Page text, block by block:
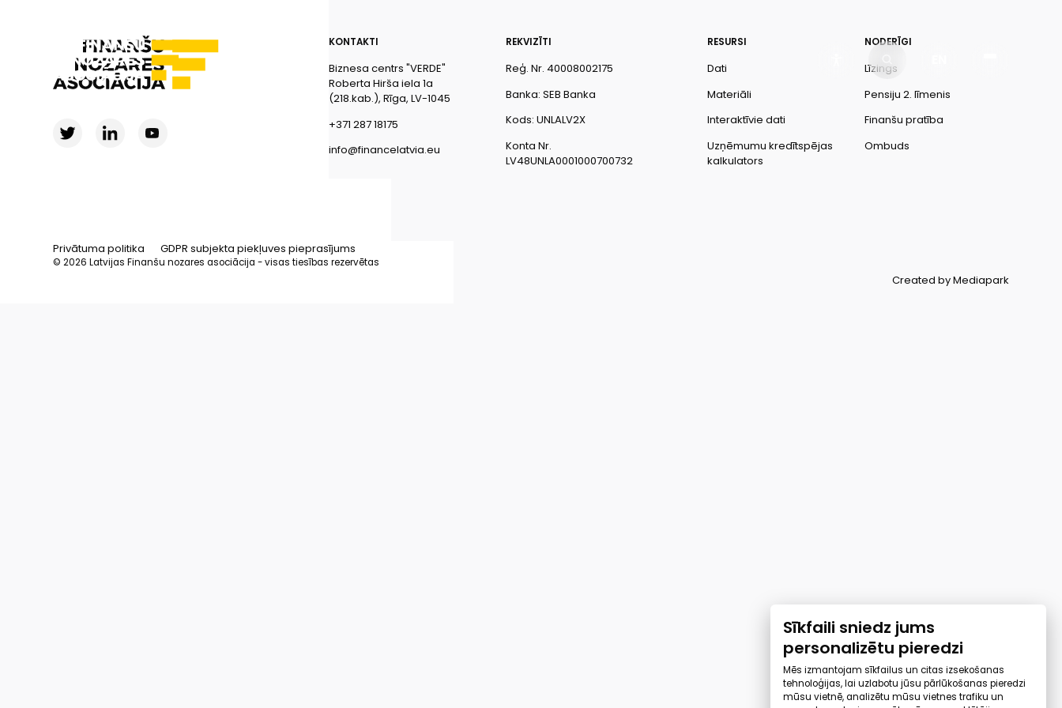
KONTAKTI
Biznesa centrs "VERDE"
Roberta Hirša iela 1a
(218.kab.), Rīga, LV-1045
+371 287 18175
info@financelatvia.eu
REKVIZĪTI
Reģ. Nr. 40008002175
Banka: SEB Banka
Kods: UNLALV2X
Konta Nr.
LV48UNLA0001000700732
RESURSI
Dati
Materiāli
Interaktīvie dati
Uzņēmumu kredītspējas
kalkulators
NODERĪGI
Līzings
Pensiju 2. līmenis
Finanšu pratība
Ombuds
Privātuma politika GDPR subjekta piekļuves pieprasījums
© 2026 Latvijas Finanšu nozares asociācija - visas tiesības rezervētas
Created by Mediapark
Sīkfaili sniedz jums
personalizētu pieredzi
Mēs izmantojam sīkfailus un citas izsekošanas
tehnoloģijas, lai uzlabotu jūsu pārlūkošanas pieredzi
mūsu vietnē, analizētu mūsu vietnes trafiku un